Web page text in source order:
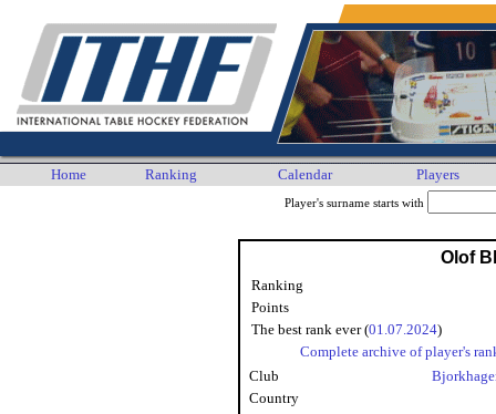
Home Ranking Calendar Players
Player's surname starts with
Olof
Ranking
Points
The best rank ever (01.07.2024)
Complete archive of player's
Club
Country